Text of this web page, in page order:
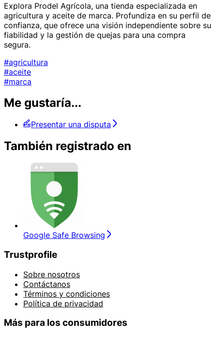
Explora Prodel Agrícola, una tienda especializada en
agricultura y aceite de marca. Profundiza en su perfil de
confianza, que ofrece una visión independiente sobre su
fiabilidad y la gestión de quejas para una compra
segura.
#agricultura
#aceite
#marca
Me gustaría...
Presentar una disputa
También registrado en
Google Safe Browsing
Trustprofile
Sobre nosotros
Contáctanos
Términos y condiciones
Política de privacidad
Más para los consumidores